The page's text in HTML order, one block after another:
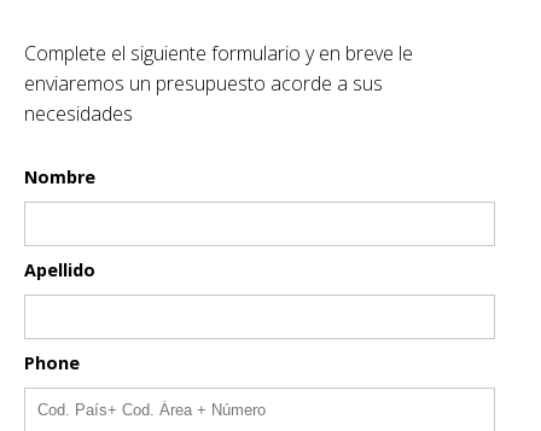
Complete el siguiente formulario y en breve le
enviaremos un presupuesto acorde a sus
necesidades
Nombre
Apellido
Phone